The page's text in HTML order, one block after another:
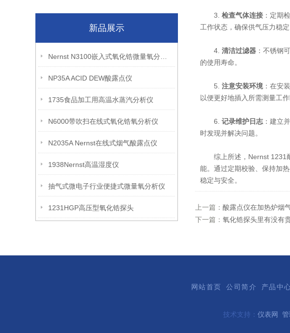
新品展示
NP35A ACID DEW酸露点仪
1735食品加工用高温水蒸汽分析仪
N6000带吹扫在线式氧化锆氧分析仪
N2035A Nernst在线式烟气酸露点仪
1938Nernst高温湿度仪
抽气式微电子行业便捷式微量氧分析仪
1231HGP高压型氧化锆探头
3. 检查气体连接 ：定期
工作状态，确保供气压力稳定
4. 清洁过滤器 ：不锈钢
的使用寿命。
5. 注意安装环境 ：在安
以便更好地插入所需测量工作
6. 记录维护日志 ：建立
时发现并解决问题。
综上所述，Nernst 1231耐
能。通过定期校验、保持加
稳定与安全。
上一篇： 酸露点仪在加热炉烟
下一篇： 氧化锆探头里有没有
网站首页 公司简介 产品中
技术支持： 仪表网